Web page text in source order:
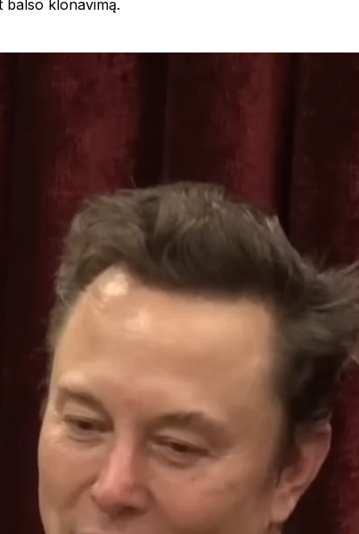
balso klonavimą.